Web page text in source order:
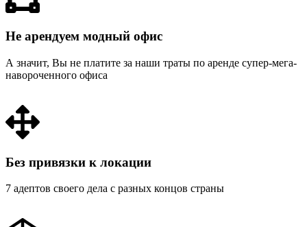
Не арендуем модный офис
А значит, Вы не платите за наши траты по аренде супер-мега-
навороченного офиса
Без привязки к локации
7 адептов своего дела с разных концов страны